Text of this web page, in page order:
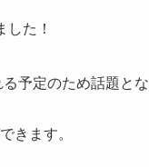
た！
予定のため話題とな
きます。